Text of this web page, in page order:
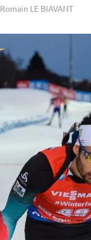
Romain LE BIAVANT